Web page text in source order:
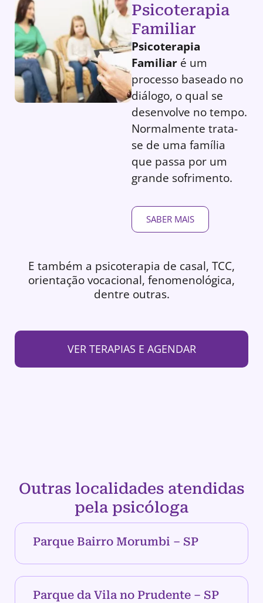
Psicoterapia
Familiar
Psicoterapia
Familiar é um
processo baseado no
diálogo, o qual se
desenvolve no tempo.
Normalmente trata-
se de uma família
que passa por um
grande sofrimento.
SABER MAIS
E também a psicoterapia de casal, TCC,
orientação vocacional, fenomenológica,
dentre outras.
VER TERAPIAS E AGENDAR
Outras localidades atendidas
pela psicóloga
Parque Bairro Morumbi – SP
Parque da Vila no Prudente – SP